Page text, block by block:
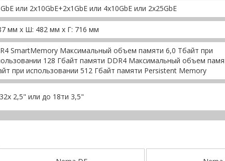
или 2х10GbE+2x1GbE или 4x10GbE или 2x25GbE
мм x Ш: 482 мм x Г: 716 мм
SmartMemory Максимальный объем памяти 6,0 Тбайт при
128 Гбайт памяти DDR4 Максимальный объем
при использовании 512 Гбайт памяти Persistent Memory
2,5" или до 18ти 3,5"